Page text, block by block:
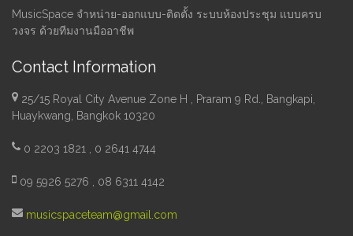
MusicSpace จำหน่าย-ออกแบบ-ติดตั้ง ระบบห้องประชุม แบบครบ
วงจร ด้วยทีมงานมืออาชีพ
Contact Information
25/15 Royal City Avenue Zone H , Praram 9 Rd., Bangkapi,
Huaykwang, Bangkok 10320
0 2203 1821 , 0 2641 4744
09 5926 5276 , 08 6311 4142
musicspaceteam@gmail.com